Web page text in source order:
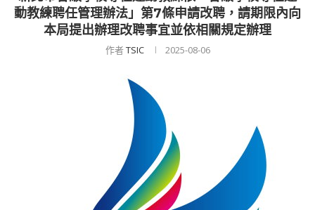
動教練聘任管理辦法」第7條申請改聘，請期限內向
本局提出辦理改聘事宜並依相關規定辦理
作者TSIC 2025-08-06